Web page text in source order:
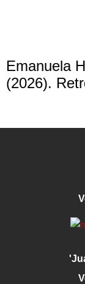
Emanuela
(2026).